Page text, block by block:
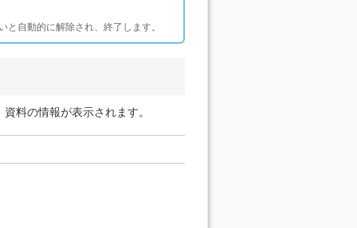
自動的に解除され、終了します。
料の情報が表示されます。